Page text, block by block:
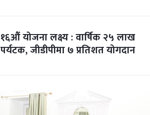
१६औं योजना लक्ष्य : वार्षिक २५ लाख
पर्यटक, जीडीपीमा ७ प्रतिशत योगदान